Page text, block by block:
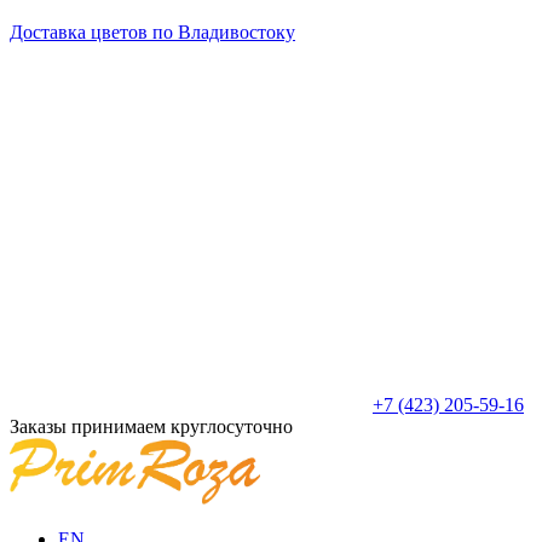
Доставка цветов по Владивостоку
+7 (423) 205-59-16
Заказы принимаем круглосуточно